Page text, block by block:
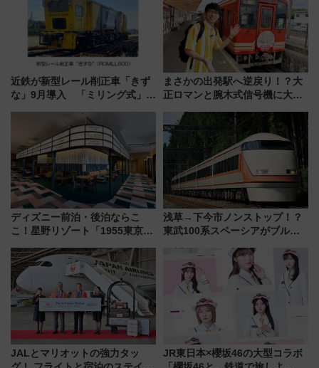
近鉄が新型レール削正車「きず
な」9月導入 「ミリング式」採
化！安全性や乗り心地の向上に
貢献するだけでなく、全線区で
活躍するための仕組みも
まさかの出発駅へ逆戻り！？大
正ロマンと腕木式信号機に大興
目の舞台は岐阜県の「明知鉄
道」
ディズニー前泊・後泊ならこ
こ！星野リゾート「1955東京ベ
つの理由 無料バス＆24時間サー
ビスで混雑回避
浅草→下今市ノンストップ！？
東武100系スペーシアがブルー
ー当時の停車駅」を再現 運転
時刻や特急券の買い方を紹介
JALとマリオットの強力タッ
JR東日本×櫻坂46の大型コラボ